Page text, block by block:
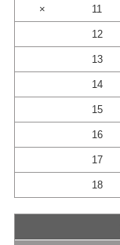
× 11
12
13
14
15
16
17
18